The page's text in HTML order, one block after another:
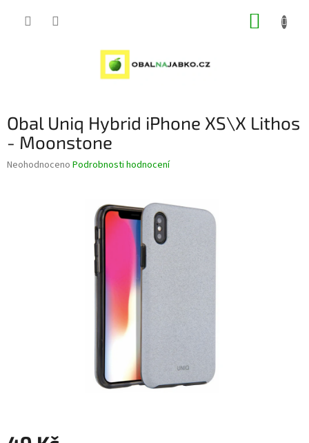
Obal Uniq Hybrid iPhone XS\X Lithos
- Moonstone
Průměrné
Neohodnoceno Podrobnosti hodnocení